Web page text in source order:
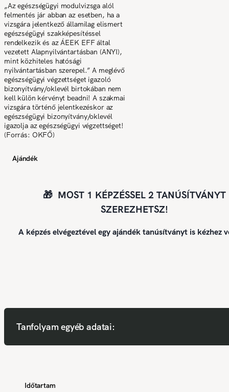
„Az egészségügyi modulvizsga alól
felmentés jár abban az esetben, ha a
vizsgára jelentkező államilag elismert
egészségügyi szakképesítéssel
rendelkezik és az ÁEEK EFF által
vezetett Alapnyilvántartásban (ANYI),
mint közhiteles hatósági
nyilvántartásban szerepel.” A meglévő
egészségügyi végzettséget igazoló
bizonyítvány/oklevél birtokában nem
kell külön kérvényt beadni! A szakmai
vizsgára történő jelentkezéskor az
egészségügyi bizonyítvány/oklevél
igazolja az egészségügyi végzettséget!
(Forrás: OKFŐ)
Ajándék
🎁 MOST 1 KÉPZÉSSEL 2 TANÚSÍTVÁNYT
SZEREZHETSZ!
A képzés elvégeztével egy ajándék tanúsítványt is kézhez
Tanfolyam egyéb adatai:
Időtartam